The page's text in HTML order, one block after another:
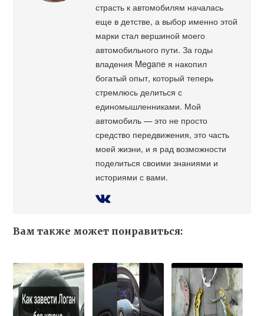
страсть к автомобилям началась
еще в детстве, а выбор именно этой
марки стал вершиной моего
автомобильного пути. За годы
владения Megane я накопил
богатый опыт, который теперь
стремлюсь делиться с
единомышленниками. Мой
автомобиль — это не просто
средство передвижения, это часть
моей жизни, и я рад возможности
поделиться своими знаниями и
историями с вами.
Вам также может понравиться: